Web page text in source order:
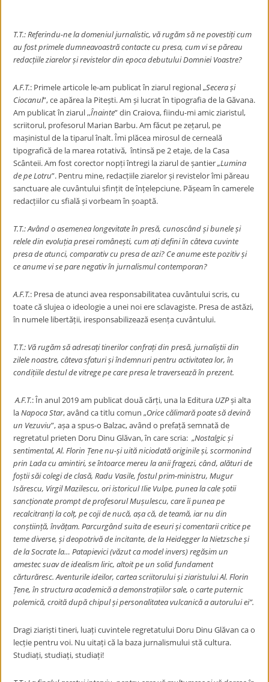
T.T.: Referindu-ne la domeniul jurnalistic, vă rugăm să ne povestiți cum
au fost primele dumneavoastră contacte cu presa, cum vi se păreau
redacțiile ziarelor și revistelor din epoca debutului Domniei Voastre?
A.F.T.: Primele articole le-am publicat în ziarul regional„Secera și
Ciocanul”, ce apărea la Pitești. Am și lucrat în tipografia de la Găvana.
Am publicat în ziarul,,Înainte” din Craiova, fiindu-mi amic ziaristul,
scriitorul, profesorul Marian Barbu. Am făcut pe zețarul, pe
mașinistul de la tiparul înalt. Îmi plăcea mirosul de cerneală
tipografică de la marea rotativă, întinsă pe 2 etaje, de la Casa
Scânteii. Am fost corector nopți întregi la ziarul de șantier„Lumina
de pe Lotru”. Pentru mine, redacțiile ziarelor și revistelor îmi păreau
sanctuare ale cuvântului sfințit de înțelepciune. Pășeam în camerele
redacțiilor cu sfială și vorbeam în șoaptă.
T.T.: Având o asemenea longevitate în presă, cunoscând și bunele și
relele din evoluția presei românești, cum ați defini în câteva cuvinte
presa de atunci, comparativ cu presa de azi? Ce anume este pozitiv și
ce anume vi se pare negativ în jurnalismul contemporan?
A.F.T.: Presa de atunci avea responsabilitatea cuvântului scris, cu
toate că slujea o ideologie a unei noi ere sclavagiste. Presa de astăzi,
în numele libertății, iresponsabilizează esența cuvântului.
T.T.: Vă rugăm să adresați tinerilor confrați din presă, jurnaliștii din
zilele noastre, câteva sfaturi și îndemnuri pentru activitatea lor, în
condițiile destul de vitrege pe care presa le traversează în prezent.
A.F.T.: În anul 2019 am publicat două cărți, una la Editura UZPși alta
laNapoca Star, având ca titlu comun„Orice călimară poate să devină
un Vezuviu”, așa a spus-o Balzac, având o prefață semnată de
regretatul prieten Doru Dinu Glăvan, în care scria: „Nostalgic și
sentimental, Al. Florin Țene nu-și uită niciodată originile și, scormonind
prin Lada cu amintiri, se întoarce mereu la anii fragezi, când, alături de
foștii săi colegi de clasă, Radu Vasile, fostul prim-ministru, Mugur
Isărescu, Virgil Mazilescu, ori istoricul Ilie Vulpe, punea la cale șotii
sancționate prompt de profesorul Mușulescu, care îi punea pe
recalcitranți la colț, pe coji de nucă, așa că, de teamă, iar nu din
conștiință, învățam. Parcurgând suita de eseuri și comentarii critice pe
teme diverse, și deopotrivă de incitante, de la Heidegger la Nietzsche și
de la Socrate la… Patapievici (văzut ca model invers) regăsim un
amestec suav de idealism liric, altoit pe un solid fundament
cărturăresc. Aventurile ideilor, cartea scriitorului și ziaristului Al. Florin
Țene, în structura academică a demonstrațiilor sale, o carte puternic
polemică, croită după chipul și personalitatea vulcanică a autorului ei”.
Dragi ziariști tineri, luați cuvintele regretatului Doru Dinu Glăvan ca o
lecție pentru voi. Nu uitați că la baza jurnalismului stă cultura.
Studiați, studiați, studiați!